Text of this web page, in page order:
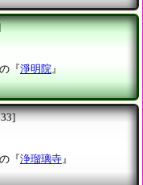
『淨明院 』
『浄瑠璃寺』